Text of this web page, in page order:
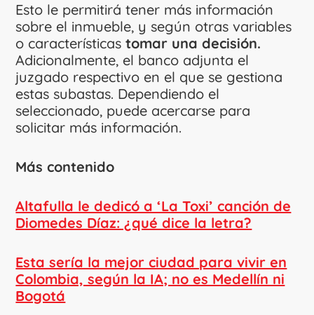
Esto le permitirá tener más información
sobre el inmueble, y según otras variables
o características tomar una decisión.
Adicionalmente, el banco adjunta el
juzgado respectivo en el que se gestiona
estas subastas. Dependiendo el
seleccionado, puede acercarse para
solicitar más información.
Más contenido
Altafulla le dedicó a ‘La Toxi’ canción de
Diomedes Díaz: ¿qué dice la letra?
Esta sería la mejor ciudad para vivir en
Colombia, según la IA; no es Medellín ni
Bogotá